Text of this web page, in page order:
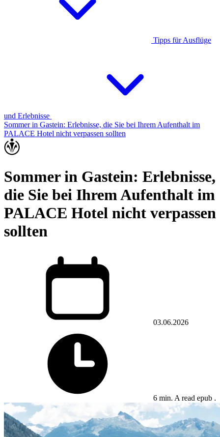
Tipps für Ausflüge
und Erlebnisse
Sommer in Gastein: Erlebnisse, die Sie bei Ihrem Aufenthalt im
PALACE Hotel nicht verpassen sollten
Sommer in Gastein: Erlebnisse,
die Sie bei Ihrem Aufenthalt im
PALACE Hotel nicht verpassen
sollten
03.06.2026
6 min. A read epub .